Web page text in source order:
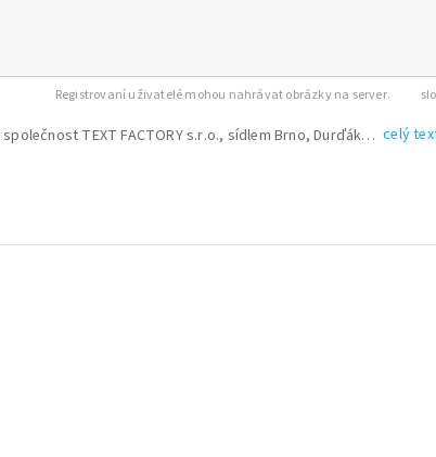
Registrovaní uživatelé mohou nahrávat obrázky na server.
celý